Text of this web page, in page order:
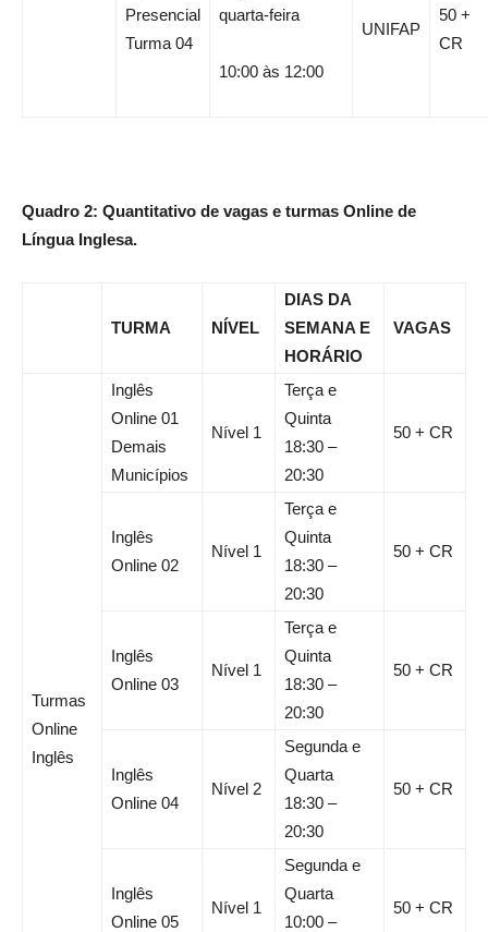
Presencial
Turma 04
quarta-feira
10:00 às 12:00
UNIFAP
50 +
CR
Quadro 2: Quantitativo de vagas e turmas Online de
Língua Inglesa.
TURMA NÍVEL
DIAS DA
SEMANA E
HORÁRIO
VAGAS
Turmas
Online
Inglês
Inglês
Online 01
Demais
Municípios
Nível 1
Terça e
Quinta
18:30 –
20:30
50 + CR
Inglês
Online 02
Nível 1
Terça e
Quinta
18:30 –
20:30
50 + CR
Inglês
Online 03
Nível 1
Terça e
Quinta
18:30 –
20:30
50 + CR
Inglês
Online 04
Nível 2
Segunda e
Quarta
18:30 –
20:30
50 + CR
Inglês
Online 05
Nível 1
Segunda e
Quarta
10:00 –
50 + CR